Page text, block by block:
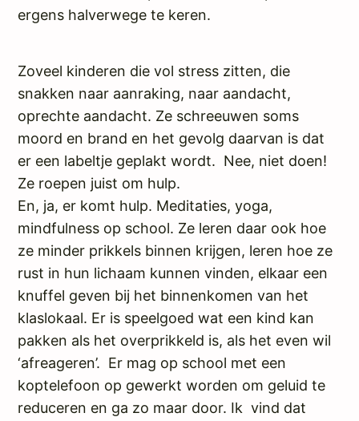
ergens halverwege te keren.
Zoveel kinderen die vol stress zitten, die
snakken naar aanraking, naar aandacht,
oprechte aandacht. Ze schreeuwen soms
moord en brand en het gevolg daarvan is dat
er een labeltje geplakt wordt. Nee, niet doen!
Ze roepen juist om hulp.
En, ja, er komt hulp. Meditaties, yoga,
mindfulness op school. Ze leren daar ook hoe
ze minder prikkels binnen krijgen, leren hoe ze
rust in hun lichaam kunnen vinden, elkaar een
knuffel geven bij het binnenkomen van het
klaslokaal. Er is speelgoed wat een kind kan
pakken als het overprikkeld is, als het even wil
‘afreageren’. Er mag op school met een
koptelefoon op gewerkt worden om geluid te
reduceren en ga zo maar door. Ik vind dat